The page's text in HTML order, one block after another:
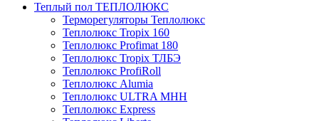
Теплый пол ТЕПЛОЛЮКС
Терморегуляторы Теплолюкс
Теплолюкс Tropix 160
Теплолюкс Profimat 180
Теплолюкс Tropix ТЛБЭ
Теплолюкс ProfiRoll
Теплолюкс Alumia
Теплолюкс ULTRA МНН
Теплолюкс Express